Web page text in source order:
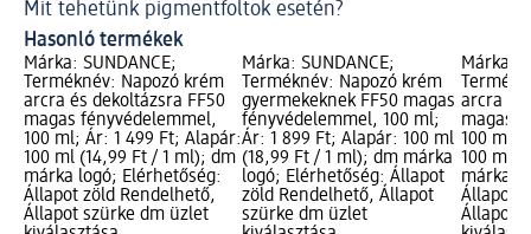
Mit tehetünk pigmentfoltok esetén?
Hasonló termékek
Márka: SUNDANCE;
Terméknév: Napozó krém
arcra és dekoltázsra FF50
magas fényvédelemmel,
100 ml; Ár: 1 499 Ft; Alapár:
100 ml (14,99 Ft / 1 ml); dm
márka logó; Elérhetőség:
Állapot zöld Rendelhető,
Állapot szürke dm üzlet
Márka: SUNDANCE;
Terméknév: Napozó krém
gyermekeknek FF50 magas
fényvédelemmel, 100 ml;
Ár: 1 899 Ft; Alapár: 100 ml
(18,99 Ft / 1 ml); dm márka
logó; Elérhetőség: Állapot
zöld Rendelhető, Állapot
szürke dm üzlet
Márka:
arcra és
magas
100 ml;
100 ml
márka
Állapot
Állapot